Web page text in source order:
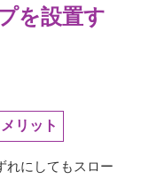
を設置す
リット
れにしてもスロー